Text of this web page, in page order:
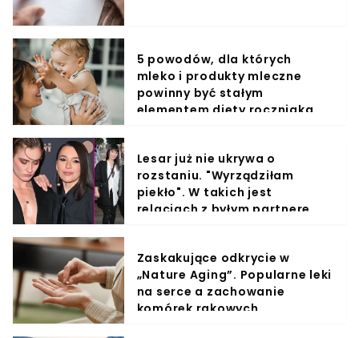
5 powodów, dla których
mleko i produkty mleczne
powinny być stałym
elementem diety roczniaka
Lesar już nie ukrywa o
rozstaniu. "Wyrządziłam
piekło". W takich jest
relacjach z byłym partnere
Zaskakujące odkrycie w
„Nature Aging”. Popularne leki
na serce a zachowanie
komórek rakowych